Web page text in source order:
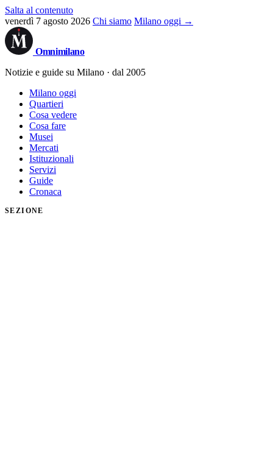
Salta al contenuto
venerdì 7 agosto 2026 Chi siamo Milano oggi →
Omnimilano
Notizie e guide su Milano · dal 2005
Milano oggi
Quartieri
Cosa vedere
Cosa fare
Musei
Mercati
Istituzionali
Servizi
Guide
Cronaca
SEZIONE